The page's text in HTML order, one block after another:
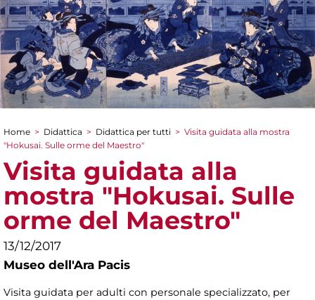
Tu sei qui
Home > Didattica > Didattica per tutti > Visita guidata alla mostra
"Hokusai. Sulle orme del Maestro"
Visita guidata alla
mostra "Hokusai. Sulle
orme del Maestro"
13/12/2017
Museo dell'Ara Pacis
Visita guidata per adulti con personale specializzato, per